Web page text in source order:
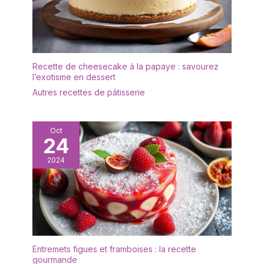
Facile à nettoyer : la
surface lisse a été polie
en plusieurs processus
pour éliminer facilement
les résidus alimentaires,
de sorte qu'elle peut
à la main et conserve
des années d'utilisation,
elle passe au lave-
vaisselle et vous fait
gagner du temps et de
l'énergie dans la cuisine.
Utilisation polyvalente:
Ces pelles à tarte
conviennent aussi bien
pour les ménages que
pour les restaurants, les
cafés et les services de
Recette de cheesecake à la papaye : savourez
l’exotisme en dessert
Autres recettes de pâtisserie
Oct
24
2024
Entremets figues et framboises : la recette
gourmande